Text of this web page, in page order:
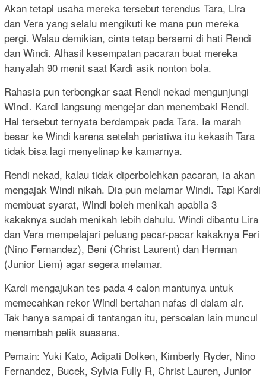
Akan tetapi usaha mereka tersebut terendus Tara, Lira
dan Vera yang selalu mengikuti ke mana pun mereka
pergi. Walau demikian, cinta tetap bersemi di hati Rendi
dan Windi. Alhasil kesempatan pacaran buat mereka
hanyalah 90 menit saat Kardi asik nonton bola.
Rahasia pun terbongkar saat Rendi nekad mengunjungi
Windi. Kardi langsung mengejar dan menembaki Rendi.
Hal tersebut ternyata berdampak pada Tara. Ia marah
besar ke Windi karena setelah peristiwa itu kekasih Tara
tidak bisa lagi menyelinap ke kamarnya.
Rendi nekad, kalau tidak diperbolehkan pacaran, ia akan
mengajak Windi nikah. Dia pun melamar Windi. Tapi Kardi
membuat syarat, Windi boleh menikah apabila 3
kakaknya sudah menikah lebih dahulu. Windi dibantu Lira
dan Vera mempelajari peluang pacar-pacar kakaknya Feri
(Nino Fernandez), Beni (Christ Laurent) dan Herman
(Junior Liem) agar segera melamar.
Kardi mengajukan tes pada 4 calon mantunya untuk
memecahkan rekor Windi bertahan nafas di dalam air.
Tak hanya sampai di tantangan itu, persoalan lain muncul
menambah pelik suasana.
Pemain: Yuki Kato, Adipati Dolken, Kimberly Ryder, Nino
Fernandez, Bucek, Sylvia Fully R, Christ Lauren, Junior